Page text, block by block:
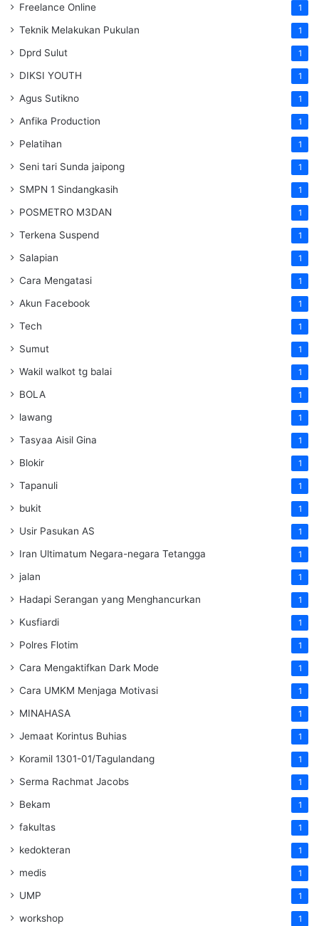
Freelance Online 1
Teknik Melakukan Pukulan 1
Dprd Sulut 1
DIKSI YOUTH 1
Agus Sutikno 1
Anfika Production 1
Pelatihan 1
Seni tari Sunda jaipong 1
SMPN 1 Sindangkasih 1
POSMETRO M3DAN 1
Terkena Suspend 1
Salapian 1
Cara Mengatasi 1
Akun Facebook 1
Tech 1
Sumut 1
Wakil walkot tg balai 1
BOLA 1
lawang 1
Tasyaa Aisil Gina 1
Blokir 1
Tapanuli 1
bukit 1
Usir Pasukan AS 1
Iran Ultimatum Negara-negara Tetangga 1
jalan 1
Hadapi Serangan yang Menghancurkan 1
Kusfiardi 1
Polres Flotim 1
Cara Mengaktifkan Dark Mode 1
Cara UMKM Menjaga Motivasi 1
MINAHASA 1
Jemaat Korintus Buhias 1
Koramil 1301-01/Tagulandang 1
Serma Rachmat Jacobs 1
Bekam 1
fakultas 1
kedokteran 1
medis 1
UMP 1
workshop 1